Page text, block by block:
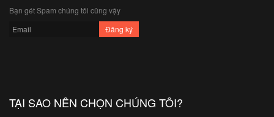
Bạn gét Spam chúng tôi cũng vậy
TẠI SAO NÊN CHỌN CHÚNG TÔI?